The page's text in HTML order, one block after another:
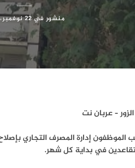
منشور في22 نوفمبر، 2020
– عربان نت
الموظفون إدارة المصرف التجاري
في بداية كل شهر.